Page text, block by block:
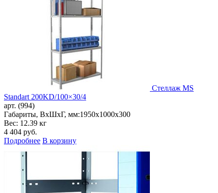
Стеллаж MS
Standart 200KD/100×30/4
арт. (994)
Габариты, ВxШxГ, мм:1950x1000x300
Вес: 12.39 кг
4 404 руб.
Подробнее В корзину